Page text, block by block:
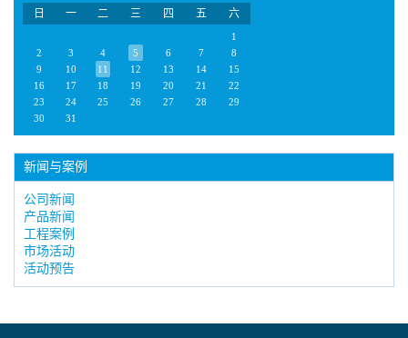
日
一 二 三 四 五 六
1
2
3 4 5 6 7
8
9
10 11 12 13 14
15
16
17 18 19 20 21
22
23
24 25 26 27 28
29
30
31
新闻与案例
公司新闻
产品新闻
工程案例
市场活动
活动预告